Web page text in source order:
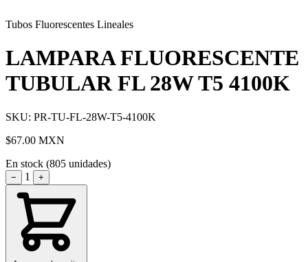
Tubos Fluorescentes Lineales
LAMPARA FLUORESCENTE
TUBULAR FL 28W T5 4100K
SKU: PR-TU-FL-28W-T5-4100K
$67.00 MXN
En stock (805 unidades)
− 1 +